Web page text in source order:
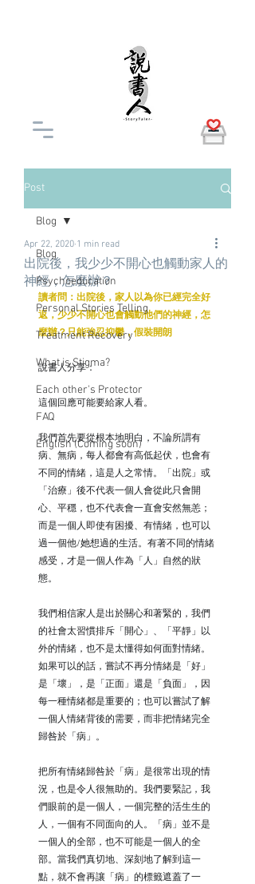
Post
Blog
Psychoeducation
Personal Stories Telling
Treatment Recovery
What is Stigma?
Each other's Protector
FAQ
English (Coming soon)
Blog
出院後，我少少不開心也觸動家人的
神經，怎麼辦？
Apr 22, 2020 1 min read
讀者問：出院後，家人以為你已經完全好
返，少少不開心也會觸動他們的神經，怎
麼辦？只能強忍抑鬱，假裝開朗
說書人分享：
這個回應可能要給家人看。
我們首先要從根本地明白，不論所謂有
病、無病，每人都會有高低起伏，也會有
不同的情緒，這是人之常情。「出院」或
「治療」後不代表一個人會從此只會開
心、平穩，也不代表會一直會安然無恙；
而是一個人即使有困擾、有情緒，也可以
過一個他/她想過的生活。有著不同的情緒
感受，才是一個人作為「人」自然的狀
態。
我們相信家人是出於關心和著緊的，我們
的社會太習慣排斥「開心」、「平靜」以
外的情緒，也不是太懂得如何面對情緒。
如果可以的話，嘗試不再分情緒是「好」
是「壞」，是「正面」還是「負面」，因
每一種情緒都是重要的；也可以嘗試了解
一個人情緒背後的需要，而非把情緒完全
歸咎於「病」。
把所有情緒歸咎於「病」是很常出現的情
況，也是令人很無助的。我們要緊記，我
們眼前的是一個人，一個完整的活生生的
人，一個有不同面向的人。「病」並不是
一個人的全部，也不可能是一個人的全
部。當我們真切地、深刻地了解到這一
點，就不會再讓「病」的標籤遮蓋了一